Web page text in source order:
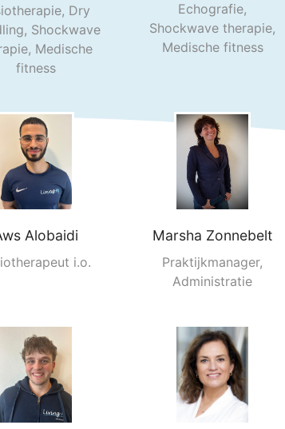
Dry
Shockwave
Medische
fitness
Echografie,
Shockwave therapie,
Medische fitness
Alobaidi
i.o.
Marsha Zonnebelt
Praktijkmanager,
Administratie